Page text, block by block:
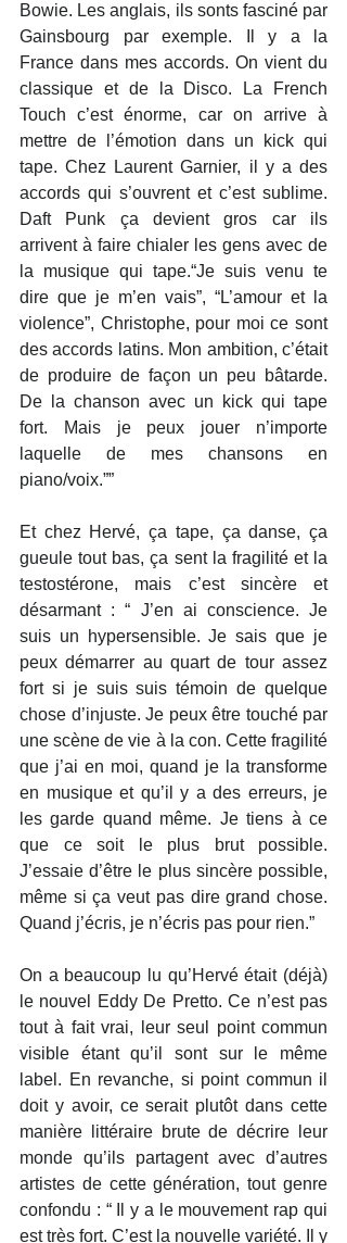
Bowie. Les anglais, ils sonts fasciné par
Gainsbourg par exemple. Il y a la
France dans mes accords. On vient du
classique et de la Disco. La French
Touch c’est énorme, car on arrive à
mettre de l’émotion dans un kick qui
tape. Chez Laurent Garnier, il y a des
accords qui s’ouvrent et c’est sublime.
Daft Punk ça devient gros car ils
arrivent à faire chialer les gens avec de
la musique qui tape.“Je suis venu te
dire que je m’en vais”, “L’amour et la
violence”, Christophe, pour moi ce sont
des accords latins. Mon ambition, c’était
de produire de façon un peu bâtarde.
De la chanson avec un kick qui tape
fort. Mais je peux jouer n’importe
laquelle de mes chansons en
piano/voix.””
Et chez Hervé, ça tape, ça danse, ça
gueule tout bas, ça sent la fragilité et la
testostérone, mais c’est sincère et
désarmant : “ J’en ai conscience. Je
suis un hypersensible. Je sais que je
peux démarrer au quart de tour assez
fort si je suis suis témoin de quelque
chose d’injuste. Je peux être touché par
une scène de vie à la con. Cette fragilité
que j’ai en moi, quand je la transforme
en musique et qu’il y a des erreurs, je
les garde quand même. Je tiens à ce
que ce soit le plus brut possible.
J’essaie d’être le plus sincère possible,
même si ça veut pas dire grand chose.
Quand j’écris, je n’écris pas pour rien.”
On a beaucoup lu qu’Hervé était (déjà)
le nouvel Eddy De Pretto. Ce n’est pas
tout à fait vrai, leur seul point commun
visible étant qu’il sont sur le même
label. En revanche, si point commun il
doit y avoir, ce serait plutôt dans cette
manière littéraire brute de décrire leur
monde qu’ils partagent avec d’autres
artistes de cette génération, tout genre
confondu : “ Il y a le mouvement rap qui
est très fort. C’est la nouvelle variété. Il y